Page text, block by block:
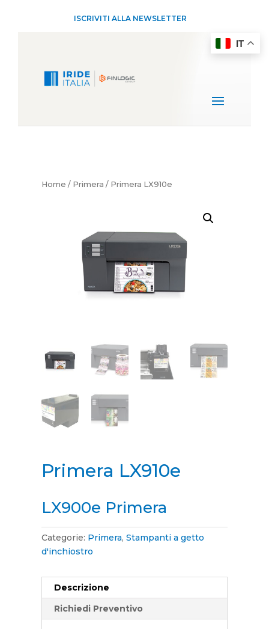
ISCRIVITI ALLA NEWSLETTER
Home / Primera / Primera LX910e
Primera LX910e
LX900e Primera
Categorie: Primera, Stampanti a getto
d'inchiostro
Descrizione
Richiedi Preventivo
IT